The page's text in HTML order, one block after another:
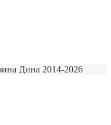
Дина 2014-2026